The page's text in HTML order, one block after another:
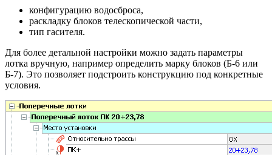
конфигурацию водосброса,
раскладку блоков телескопической части,
тип гасителя.
Для более детальной настройки можно задать параметры
лотка вручную, например определить марку блоков (Б-6 или
Б-7). Это позволяет подстроить конструкцию под конкретные
условия.